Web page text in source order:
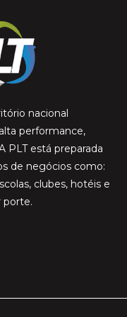
nacional
performance,
PLT está preparada
de negócios como:
clubes, hotéis e
porte.